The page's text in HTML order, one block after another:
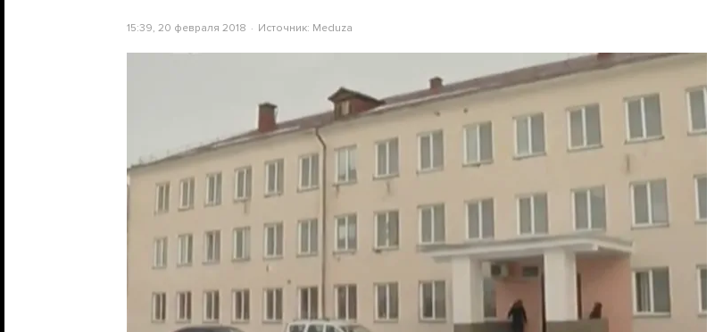
15:39, 20 февраля 2018 Источник: Meduza